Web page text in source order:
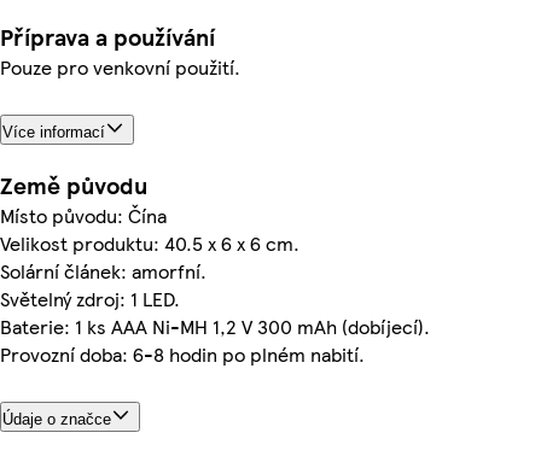
Příprava a používání
Pouze pro venkovní použití.
Více informací
Země původu
Místo původu: Čína
Velikost produktu: 40.5 x 6 x 6 cm.
Solární článek: amorfní.
Světelný zdroj: 1 LED.
Baterie: 1 ks AAA Ni-MH 1,2 V 300 mAh (dobíjecí).
Provozní doba: 6-8 hodin po plném nabití.
Údaje o značce